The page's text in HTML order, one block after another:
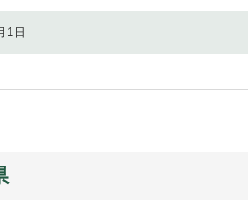
1日